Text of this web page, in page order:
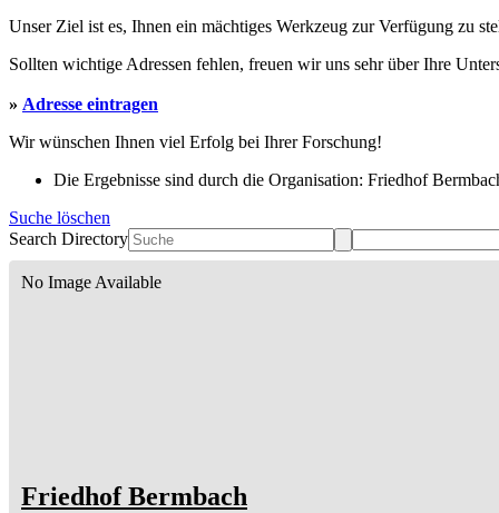
Unser Ziel ist es, Ihnen ein mächtiges Werkzeug zur Verfügung zu
Sollten wichtige Adressen fehlen, freuen wir uns sehr über Ihre
» Adresse eintragen
Wir wünschen Ihnen viel Erfolg bei Ihrer Forschung!
Die Ergebnisse sind durch die Organisation: Friedhof
Suche löschen
Search Directory
No Image Available
Friedhof Bermbach